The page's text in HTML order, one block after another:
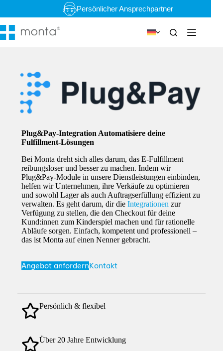
Persönlicher Ansprechpartner
Plug&Pay-Integration Automatisiere deine
Fulfillment-Lösungen
Bei Monta dreht sich alles darum, das E-Fulfillment
reibungsloser und besser zu machen. Indem wir
Plug&Pay-Module in unsere Dienstleistungen einbinden,
helfen wir Unternehmen, ihre Verkäufe zu optimieren
und sowohl Lager als auch Auftragserfüllung effizient zu
verwalten. Es geht darum, dir die Integrationen zur
Verfügung zu stellen, die den Checkout für deine
Kund:innen zum Kinderspiel machen und für rationelle
Abläufe sorgen. Einfach, kompetent und professionell –
das ist Monta auf einen Nenner gebracht.
Angebot anfordernKontakt
Persönlich & flexibel
Über 20 Jahre Entwicklung